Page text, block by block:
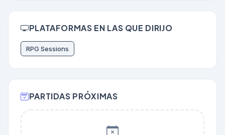
PLATAFORMAS EN LAS QUE DIRIJO
RPG Sessions
PARTIDAS PRÓXIMAS